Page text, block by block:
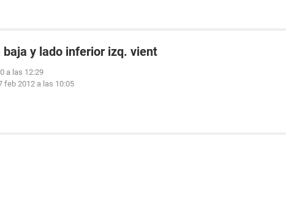
baja y lado inferior izq. vient
a las 12:29
feb 2012 a las 10:05